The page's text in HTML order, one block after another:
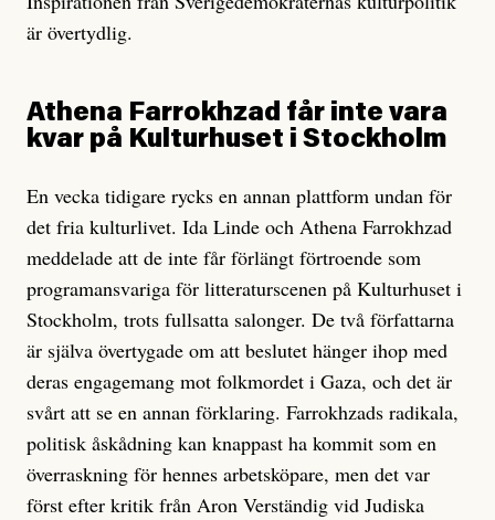
är övertydlig.
Athena Farrokhzad får inte vara
kvar på Kulturhuset i Stockholm
En vecka tidigare rycks en annan plattform undan för
det fria kulturlivet. Ida Linde och Athena Farrokhzad
meddelade att de inte får förlängt förtroende som
programansvariga för litteraturscenen på Kulturhuset i
Stockholm, trots fullsatta salonger. De två författarna
är själva övertygade om att beslutet hänger ihop med
deras engagemang mot folkmordet i Gaza, och det är
svårt att se en annan förklaring. Farrokhzads radikala,
politisk åskådning kan knappast ha kommit som en
överraskning för hennes arbetsköpare, men det var
först efter kritik från Aron Verständig vid Judiska